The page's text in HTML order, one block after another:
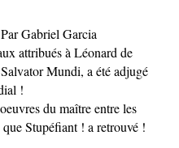
Gabriel Garcia
attribués à Léonard de
Mundi, a été adjugé
!
du maître entre les
Stupéfiant ! a retrouvé !